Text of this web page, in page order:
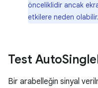
önceliklidir ancak
etkilere neden
Test AutoSingle
Bir arabelleğin sinyal